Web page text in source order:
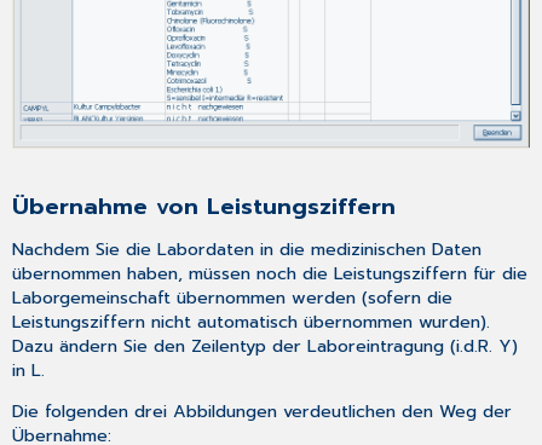
Übernahme von Leistungsziffern
Nachdem Sie die Labordaten in die medizinischen Daten
übernommen haben, müssen noch die Leistungsziffern für die
Laborgemeinschaft übernommen werden (sofern die
Leistungsziffern nicht automatisch übernommen wurden).
Dazu ändern Sie den Zeilentyp der Laboreintragung (i.d.R. Y)
in L.
Die folgenden drei Abbildungen verdeutlichen den Weg der
Übernahme: